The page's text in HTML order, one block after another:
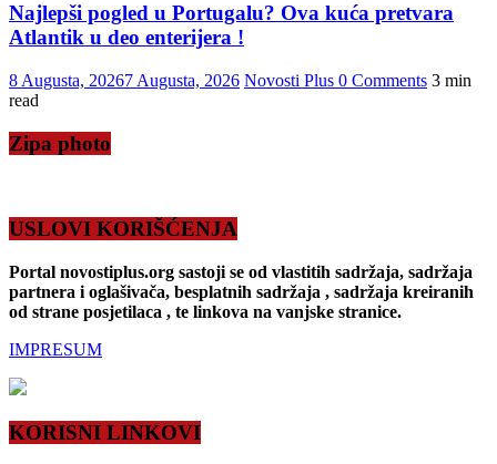
Najlepši pogled u Portugalu? Ova kuća pretvara
Atlantik u deo enterijera !
8 Augusta, 20267 Augusta, 2026 Novosti Plus 0 Comments 3 min
read
Zipa photo
USLOVI KORIŠĆENJA
Portal novostiplus.org sastoji se od vlastitih sadržaja, sadržaja
partnera i oglašivača, besplatnih sadržaja , sadržaja kreiranih
od strane posjetilaca , te linkova na vanjske stranice.
IMPRESUM
KORISNI LINKOVI